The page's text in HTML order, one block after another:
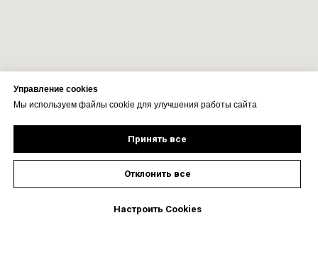
Управление cookies
Мы используем файлы cookie для улучшения работы сайта
Принять все
Отклонить все
Настроить Cookies